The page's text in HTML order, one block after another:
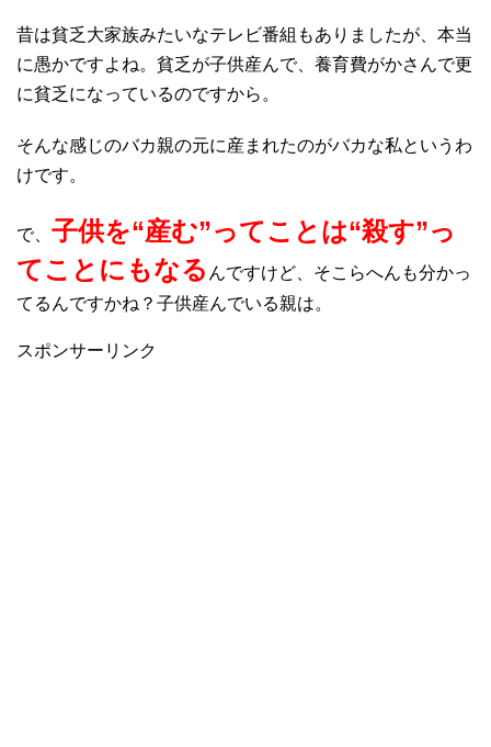
昔は貧乏大家族みたいなテレビ番組もありましたが、本当
に愚かですよね。貧乏が子供産んで、養育費がかさんで更
に貧乏になっているのですから。
そんな感じのバカ親の元に産まれたのがバカな私というわ
けです。
で、 子供を“産む”ってことは“殺す”っ
てことにもなる んですけど、そこらへんも分かっ
てるんですかね？子供産んでいる親は。
スポンサーリンク